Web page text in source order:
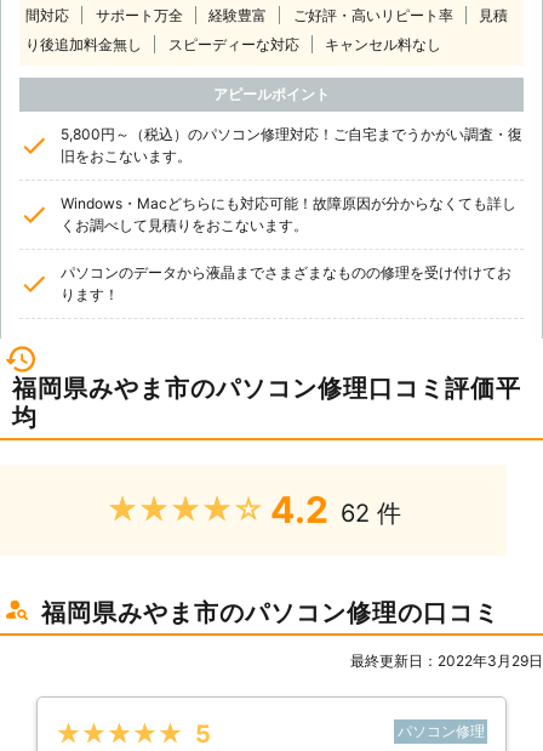
間対応
サポート万全 経験豊富 ご好評・高いリピート率
見積
り後追加料金無し
スピーディーな対応 キャンセル料なし
アピールポイント
5,800円～（税込）のパソコン修理対応！ご自宅までうかがい調査・復
旧をおこないます。
Windows・Macどちらにも対応可能！故障原因が分からなくても詳し
くお調べして見積りをおこないます。
パソコンのデータから液晶までさまざまなものの修理を受け付けてお
ります！
福岡県みやま市のパソコン修理口コミ評価平
均
★★★★★ 4.2 62 件
福岡県みやま市のパソコン修理の口コミ
最終更新日：2022年3月29日
★★★★★ 5 パソコン修理